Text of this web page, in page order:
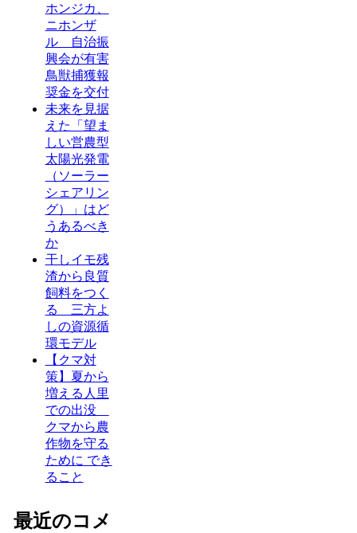
ホンジカ、
ニホンザ
ル 自治振
興会が有害
鳥獣捕獲報
奨金を交付
未来を見据
えた「望ま
しい営農型
太陽光発電
（ソーラー
シェアリン
グ）」はど
うあるべき
か
干しイモ残
渣から良質
飼料をつく
る 三方よ
しの資源循
環モデル
【クマ対
策】夏から
増える人里
での出没
クマから農
作物を守る
ために でき
ること
最近のコメ